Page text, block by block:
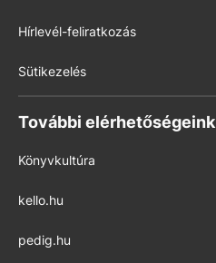
Hírlevél-feliratkozás
Sütikezelés
További elérhetőségeink
Könyvkultúra
kello.hu
pedig.hu